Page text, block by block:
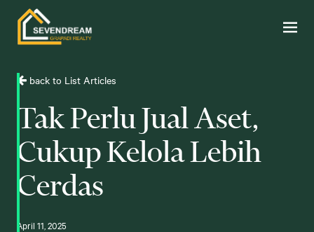
back to List Articles
Tak Perlu Jual Aset,
Cukup Kelola Lebih
Cerdas
April 11, 2025